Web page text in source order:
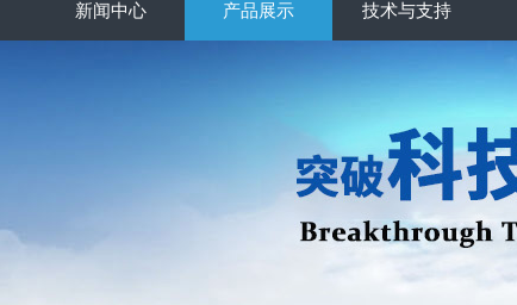
新闻中心 产品展示 技术与支持